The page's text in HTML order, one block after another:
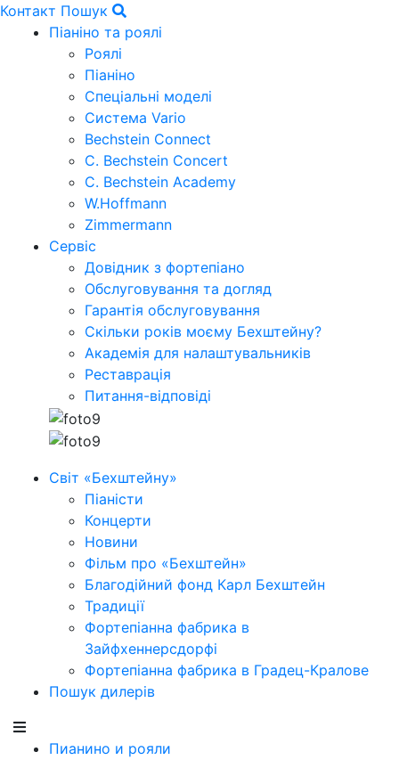
Контакт Пошук
Піаніно та роялі
Роялі
Піаніно
Спеціальні моделі
Система Vario
Bechstein Connect
C. Bechstein Concert
C. Bechstein Academy
W.Hoffmann
Zimmermann
Сервіс
Довідник з фортепіано
Обслуговування та догляд
Гарантія обслуговування
Скільки років моєму Бехштейну?
Академія для налаштувальників
Реставрація
Питання-відповіді
Світ «Бехштейну»
Піаністи
Концерти
Новини
Фільм про «Бехштейн»
Благодійний фонд Карл Бехштейн
Традиції
Фортепіанна фабрика в
Зайфхеннерсдорфi
Фортепіанна фабрика в Градец-Кралове
Пошук дилерів
Пианино и рояли